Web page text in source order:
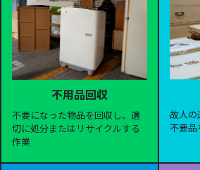
不用品回収
不要になった物品を回収し、適
切に処分またはリサイクルする
作業
故人の
不要品